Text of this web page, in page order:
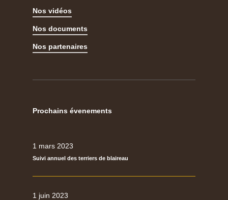
Nos vidéos
Nos documents
Nos partenaires
Prochains évenements
1 mars 2023
Suivi annuel des terriers de blaireau
1 juin 2023